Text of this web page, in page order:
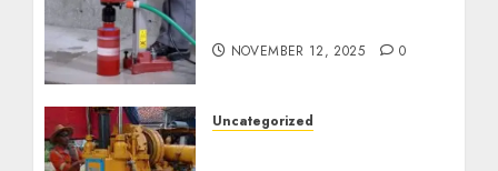
NOVEMBER 12, 2025 0
Uncategorized